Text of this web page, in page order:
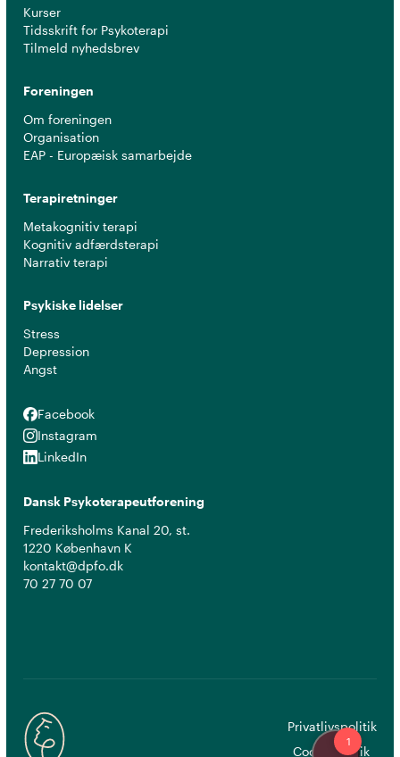
Kurser
Tidsskrift for Psykoterapi
Tilmeld nyhedsbrev
Foreningen
Om foreningen
Organisation
EAP - Europæisk samarbejde
Terapiretninger
Metakognitiv terapi
Kognitiv adfærdsterapi
Narrativ terapi
Psykiske lidelser
Stress
Depression
Angst
Facebook
Facebook
Instagram
Instagram
LinkedIn
LinkedIn
Dansk Psykoterapeutforening
Frederiksholms Kanal 20, st.
1220 København K
kontakt@dpfo.dk
70 27 70 07
Privatlivspolitik
Cookiepolitik